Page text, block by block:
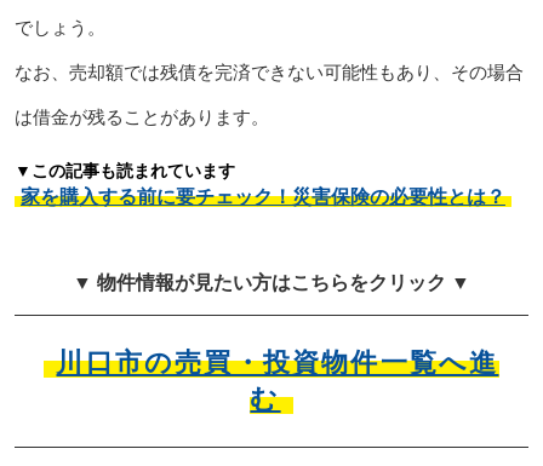
でしょう。
なお、売却額では残債を完済できない可能性もあり、その場合
は借金が残ることがあります。
▼この記事も読まれています
家を購入する前に要チェック！災害保険の必要性とは？
▼ 物件情報が見たい方はこちらをクリック ▼
川口市の売買・投資物件一覧へ進
む